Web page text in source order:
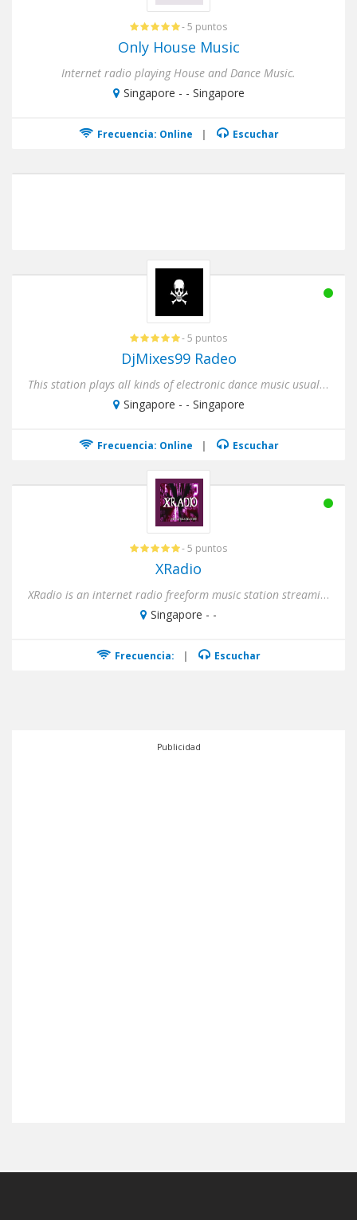
- 5 puntos
Only House Music
Internet radio playing House and Dance Music.
Singapore - - Singapore
Frecuencia: Online | Escuchar
- 5 puntos
DjMixes99 Radeo
This station plays all kinds of electronic dance music usually House,Techno,Dance and even EDM music.Enjoy these new ...
Singapore - - Singapore
Frecuencia: Online | Escuchar
- 5 puntos
XRadio
XRadio is an internet radio freeform music station streaming live from the XRADIO.ZONE in Second Life. The forty-mete...
Singapore - -
Frecuencia: | Escuchar
Publicidad